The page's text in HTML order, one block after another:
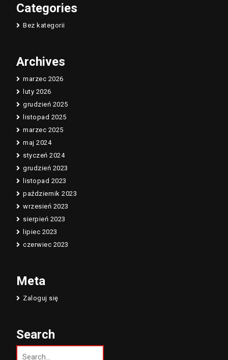
Categories
Bez kategorii
Archives
marzec 2026
luty 2026
grudzień 2025
listopad 2025
marzec 2025
maj 2024
styczeń 2024
grudzień 2023
listopad 2023
październik 2023
wrzesień 2023
sierpień 2023
lipiec 2023
czerwiec 2023
Meta
Zaloguj się
Search